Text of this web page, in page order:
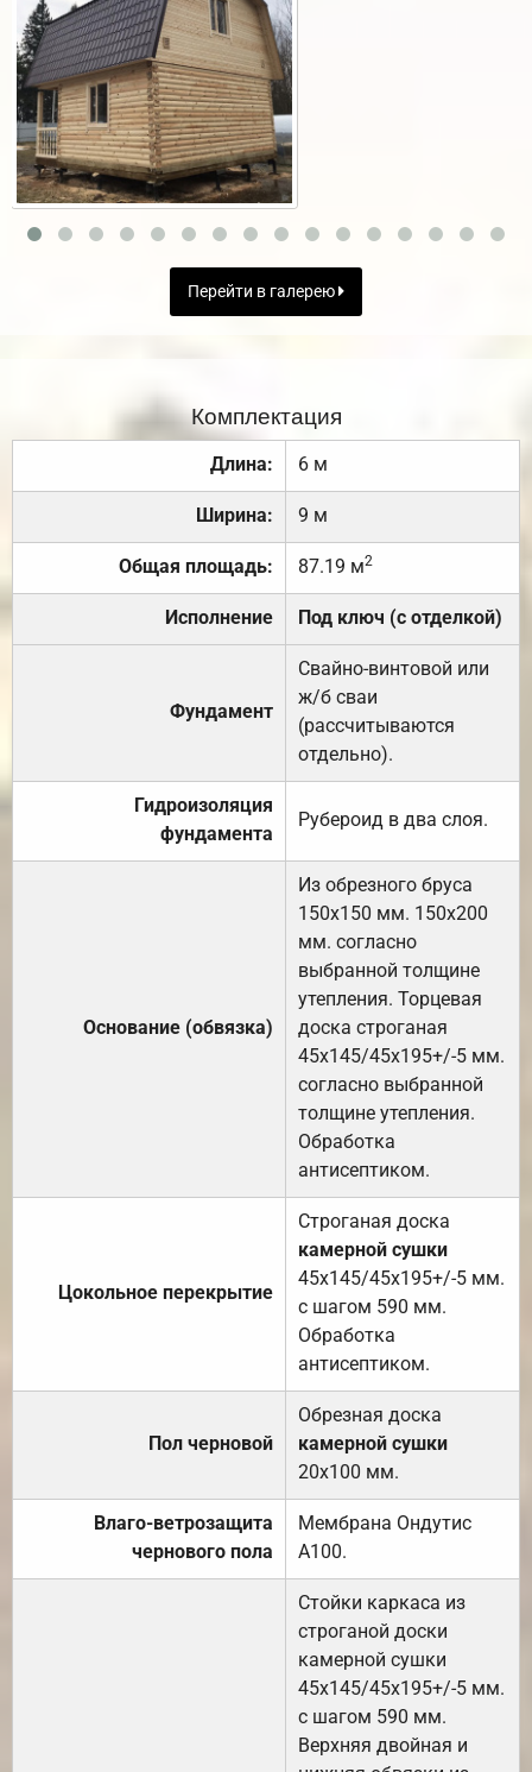
Перейти в галерею
Комплектация
Длина: 6 м
Ширина: 9 м
Общая площадь: 87.19 м2
Исполнение Под ключ (с отделкой)
Фундамент
Свайно-винтовой или
ж/б сваи
(рассчитываются
отдельно).
Гидроизоляция
фундамента
Рубероид в два слоя.
Основание (обвязка)
Из обрезного бруса
150х150 мм. 150х200
мм. согласно
выбранной толщине
утепления. Торцевая
доска строганая
45х145/45х195+/-5 мм.
согласно выбранной
толщине утепления.
Обработка
антисептиком.
Цокольное перекрытие
Строганая доска
камерной сушки
45х145/45х195+/-5 мм.
с шагом 590 мм.
Обработка
антисептиком.
Пол черновой
Обрезная доска
камерной сушки
20х100 мм.
Влаго-ветрозащита
чернового пола
Мембрана Ондутис
А100.
Стойки каркаса из
строганой доски
камерной сушки
45х145/45х195+/-5 мм.
с шагом 590 мм.
Верхняя двойная и